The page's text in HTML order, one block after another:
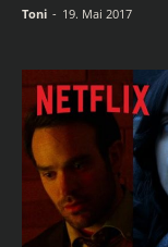
Toni - 19. Mai 2017